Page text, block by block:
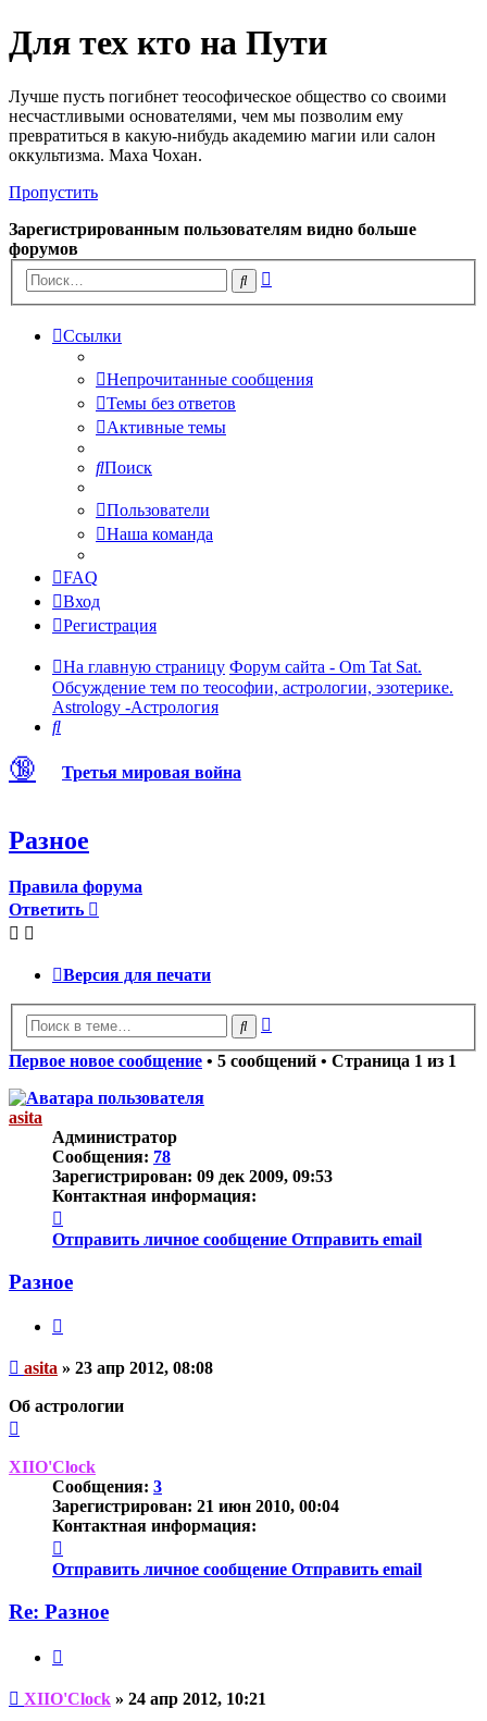
Для тех кто на Пути
Лучше пусть погибнет теософическое общество со своими
несчастливыми основателями, чем мы позволим ему
превратиться в какую-нибудь академию магии или салон
оккультизма. Маха Чохан.
Пропустить
Зарегистрированным пользователям видно больше
форумов
Поиск
Ссылки
Непрочитанные сообщения
Темы без ответов
Активные темы
Поиск
Пользователи
Наша команда
FAQ
Вход
Регистрация
На главную страницу Форум сайта - Om Tat Sat.
Обсуждение тем по теософии, астрологии, эзотерике.
Astrology -Астрология
Поиск
🔞 Третья мировая война
Разное
Правила форума
Ответить
Версия для печати
Поиск
Первое новое сообщение • 5 сообщений • Страница 1 из 1
asita
Администратор
Сообщения: 78
Зарегистрирован: 09 дек 2009, 09:53
Контактная информация:
информация
пользователя
Отправить личное сообщение Отправить email
Разное
Непрочитанное
asita » 23 апр 2012, 08:08
Об астрологии
началу
XIIO'Clock
Сообщения: 3
Зарегистрирован: 21 июн 2010, 00:04
Контактная информация:
информация
пользователя
Отправить личное сообщение Отправить email
Re: Разное
Непрочитанное
XIIO'Clock » 24 апр 2012, 10:21